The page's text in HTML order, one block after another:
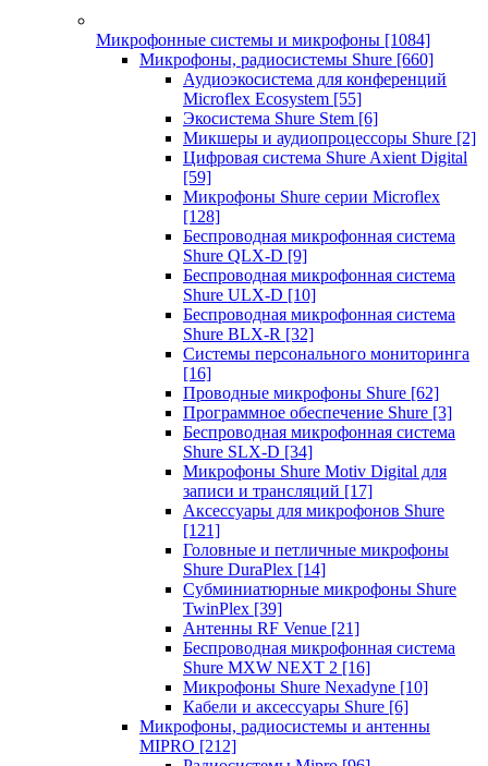
Микрофонные системы и микрофоны [1084]
Микрофоны, радиосистемы Shure [660]
Аудиоэкосистема для конференций
Microflex Ecosystem [55]
Экосистема Shure Stem [6]
Микшеры и аудиопроцессоры Shure [2]
Цифровая система Shure Axient Digital
[59]
Микрофоны Shure серии Microflex
[128]
Беспроводная микрофонная система
Shure QLX-D [9]
Беспроводная микрофонная система
Shure ULX-D [10]
Беспроводная микрофонная система
Shure BLX-R [32]
Системы персонального мониторинга
[16]
Проводные микрофоны Shure [62]
Программное обеспечение Shure [3]
Беспроводная микрофонная система
Shure SLX-D [34]
Микрофоны Shure Motiv Digital для
записи и трансляций [17]
Аксессуары для микрофонов Shure
[121]
Головные и петличные микрофоны
Shure DuraPlex [14]
Субминиатюрные микрофоны Shure
TwinPlex [39]
Антенны RF Venue [21]
Беспроводная микрофонная система
Shure MXW NEXT 2 [16]
Микрофоны Shure Nexadyne [10]
Кабели и аксессуары Shure [6]
Микрофоны, радиосистемы и антенны
MIPRO [212]